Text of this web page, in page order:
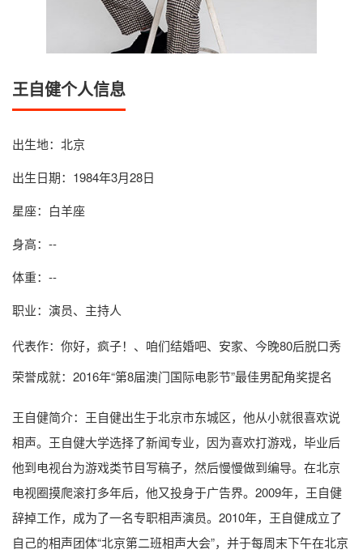
王自健个人信息
出生地：北京
出生日期：1984年3月28日
星座：白羊座
身高：--
体重：--
职业：演员、主持人
代表作：你好，疯子！、咱们结婚吧、安家、今晚80后脱口秀
荣誉成就：2016年“第8届澳门国际电影节”最佳男配角奖提名
王自健简介：王自健出生于北京市东城区，他从小就很喜欢说
相声。王自健大学选择了新闻专业，因为喜欢打游戏，毕业后
他到电视台为游戏类节目写稿子，然后慢慢做到编导。在北京
电视圈摸爬滚打多年后，他又投身于广告界。2009年，王自健
辞掉工作，成为了一名专职相声演员。2010年，王自健成立了
自己的相声团体“北京第二班相声大会”，并于每周末下午在北京